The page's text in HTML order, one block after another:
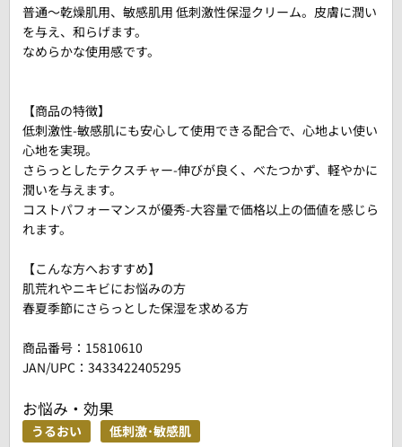
普通～乾燥肌用、敏感肌用 低刺激性保湿クリーム。皮膚に潤い
を与え、和らげます。
なめらかな使用感です。
【商品の特徴】
低刺激性-敏感肌にも安心して使用できる配合で、心地よい使い
心地を実現。
さらっとしたテクスチャー-伸びが良く、べたつかず、軽やかに
潤いを与えます。
コストパフォーマンスが優秀-大容量で価格以上の価値を感じら
れます。
【こんな方へおすすめ】
肌荒れやニキビにお悩みの方
春夏季節にさらっとした保湿を求める方
商品番号： 15810610
JAN/UPC：3433422405295
お悩み・効果
うるおい 低刺激･敏感肌